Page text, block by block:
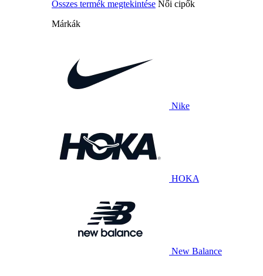
Összes termék megtekintése Női cipők
Márkák
Nike
HOKA
New Balance